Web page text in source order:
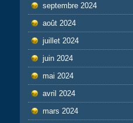
septembre 2024
août 2024
juillet 2024
juin 2024
mai 2024
avril 2024
mars 2024